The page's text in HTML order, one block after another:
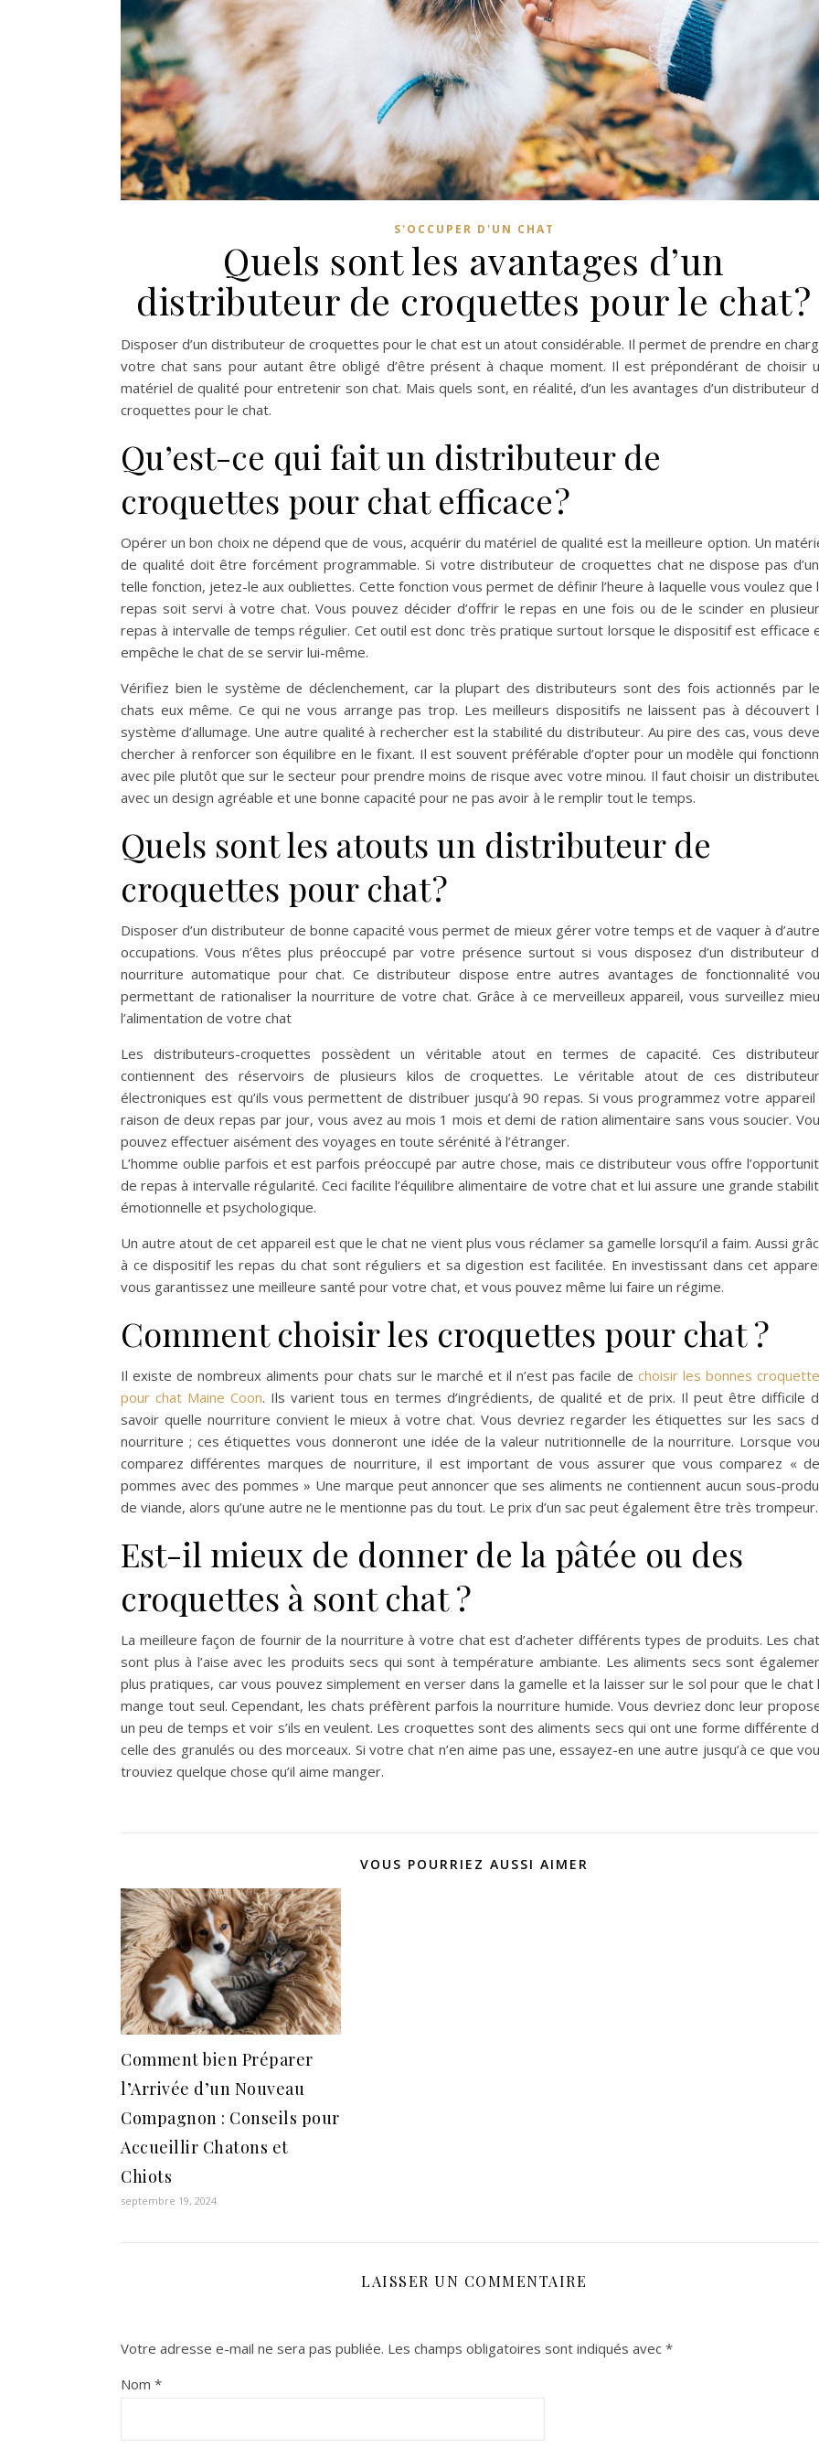
S'OCCUPER D'UN CHAT
Quels sont les avantages d’un
distributeur de croquettes pour le chat ?
Disposer d’un distributeur de croquettes pour le chat est un atout considérable. Il permet de prendre en
votre chat sans pour autant être obligé d’être présent à chaque moment. Il est prépondérant de choisir
matériel de qualité pour entretenir son chat. Mais quels sont, en réalité, d’un les avantages d’un distributeur
croquettes pour le chat.
Qu’est-ce qui fait un distributeur de
croquettes pour chat efficace ?
Opérer un bon choix ne dépend que de vous, acquérir du matériel de qualité est la meilleure option. Un
de qualité doit être forcément programmable. Si votre distributeur de croquettes chat ne dispose pas
telle fonction, jetez-le aux oubliettes. Cette fonction vous permet de définir l’heure à laquelle vous voulez que
repas soit servi à votre chat. Vous pouvez décider d’offrir le repas en une fois ou de le scinder en
repas à intervalle de temps régulier. Cet outil est donc très pratique surtout lorsque le dispositif est efficace
empêche le chat de se servir lui-même.
Vérifiez bien le système de déclenchement, car la plupart des distributeurs sont des fois actionnés par
chats eux même. Ce qui ne vous arrange pas trop. Les meilleurs dispositifs ne laissent pas à découvert
système d’allumage. Une autre qualité à rechercher est la stabilité du distributeur. Au pire des cas, vous
chercher à renforcer son équilibre en le fixant. Il est souvent préférable d’opter pour un modèle qui
avec pile plutôt que sur le secteur pour prendre moins de risque avec votre minou. Il faut choisir un
avec un design agréable et une bonne capacité pour ne pas avoir à le remplir tout le temps.
Quels sont les atouts un distributeur de
croquettes pour chat ?
Disposer d’un distributeur de bonne capacité vous permet de mieux gérer votre temps et de vaquer à
occupations. Vous n’êtes plus préoccupé par votre présence surtout si vous disposez d’un distributeur
nourriture automatique pour chat. Ce distributeur dispose entre autres avantages de fonctionnalité
permettant de rationaliser la nourriture de votre chat. Grâce à ce merveilleux appareil, vous surveillez
l’alimentation de votre chat
Les distributeurs-croquettes possèdent un véritable atout en termes de capacité. Ces
contiennent des réservoirs de plusieurs kilos de croquettes. Le véritable atout de ces
électroniques est qu’ils vous permettent de distribuer jusqu’à 90 repas. Si vous programmez votre appareil
raison de deux repas par jour, vous avez au mois 1 mois et demi de ration alimentaire sans vous soucier.
pouvez effectuer aisément des voyages en toute sérénité à l’étranger.
L’homme oublie parfois et est parfois préoccupé par autre chose, mais ce distributeur vous offre
de repas à intervalle régularité. Ceci facilite l’équilibre alimentaire de votre chat et lui assure une grande
émotionnelle et psychologique.
Un autre atout de cet appareil est que le chat ne vient plus vous réclamer sa gamelle lorsqu’il a faim. Aussi
à ce dispositif les repas du chat sont réguliers et sa digestion est facilitée. En investissant dans cet
vous garantissez une meilleure santé pour votre chat, et vous pouvez même lui faire un régime.
Comment choisir les croquettes pour chat ?
Il existe de nombreux aliments pour chats sur le marché et il n’est pas facile de choisir les bonnes
pour chat Maine Coon. Ils varient tous en termes d’ingrédients, de qualité et de prix. Il peut être difficile
savoir quelle nourriture convient le mieux à votre chat. Vous devriez regarder les étiquettes sur les sacs
nourriture ; ces étiquettes vous donneront une idée de la valeur nutritionnelle de la nourriture. Lorsque
comparez différentes marques de nourriture, il est important de vous assurer que vous comparez «
pommes avec des pommes » Une marque peut annoncer que ses aliments ne contiennent aucun sous-
de viande, alors qu’une autre ne le mentionne pas du tout. Le prix d’un sac peut également être très trompeur.
Est-il mieux de donner de la pâtée ou des
croquettes à sont chat ?
La meilleure façon de fournir de la nourriture à votre chat est d’acheter différents types de produits. Les
sont plus à l’aise avec les produits secs qui sont à température ambiante. Les aliments secs sont
plus pratiques, car vous pouvez simplement en verser dans la gamelle et la laisser sur le sol pour que le chat
mange tout seul. Cependant, les chats préfèrent parfois la nourriture humide. Vous devriez donc leur
un peu de temps et voir s’ils en veulent. Les croquettes sont des aliments secs qui ont une forme différente
celle des granulés ou des morceaux. Si votre chat n’en aime pas une, essayez-en une autre jusqu’à ce que
trouviez quelque chose qu’il aime manger.
VOUS POURRIEZ AUSSI AIMER
Comment bien Préparer
l’Arrivée d’un Nouveau
Compagnon : Conseils pour
Accueillir Chatons et
Chiots
septembre 19, 2024
LAISSER UN COMMENTAIRE
Votre adresse e-mail ne sera pas publiée. Les champs obligatoires sont indiqués avec *
Nom *